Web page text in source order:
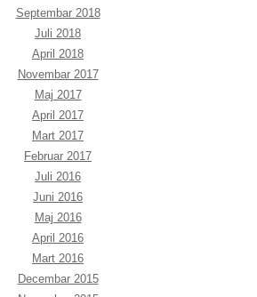
Septembar 2018
Juli 2018
April 2018
Novembar 2017
Maj 2017
April 2017
Mart 2017
Februar 2017
Juli 2016
Juni 2016
Maj 2016
April 2016
Mart 2016
Decembar 2015